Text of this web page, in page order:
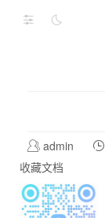
admin
收藏文档